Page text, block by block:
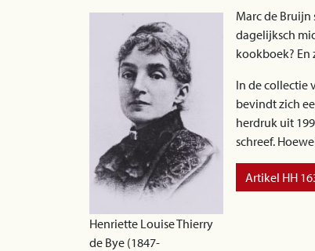
Henriette Louise Thierry
de Bye (1847-
Marc de Bruijn
dagelijksch
kookboek? En
In de collectie
bevindt zich
herdruk uit
schreef.
Artikel HH